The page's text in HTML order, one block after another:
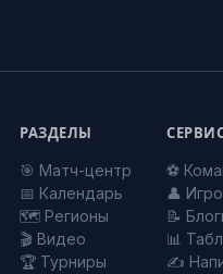
РАЗДЕЛЫ
🎯 Матч-центр
📅 Календарь
🗺️ Регионы
🎬 Видео
🏆 Турниры
⚽
👤
📝
📊
✍️